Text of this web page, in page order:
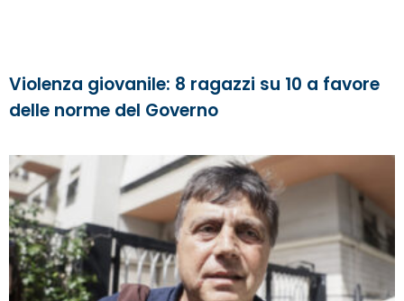
Violenza giovanile: 8 ragazzi su 10 a favore
delle norme del Governo